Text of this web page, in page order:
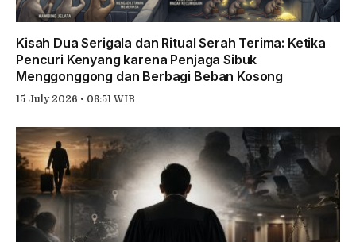
Kisah Dua Serigala dan Ritual Serah Terima: Ketika
Pencuri Kenyang karena Penjaga Sibuk
Menggonggong dan Berbagi Beban Kosong
15 July 2026 • 08:51 WIB